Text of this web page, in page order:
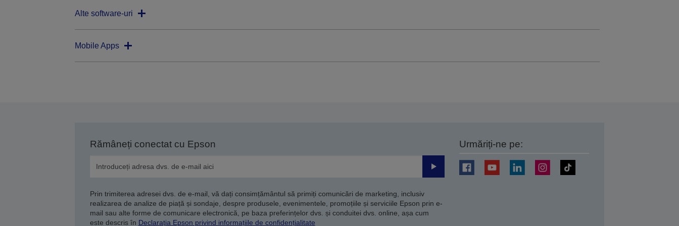
Alte software-uri
Mobile Apps
Rămâneți conectat cu Epson
Trimiteți
Prin trimiterea adresei dvs. de e-mail, vă dați consimțământul să primiți comunicări de marketing, inclusiv
realizarea de analize de piață și sondaje, despre produsele, evenimentele, promoțiile și serviciile Epson prin e-
mail sau alte forme de comunicare electronică, pe baza preferințelor dvs. și conduitei dvs. online, așa cum
este descris în Declarația Epson privind informațiile de confidențialitate
Urmăriți-ne pe: